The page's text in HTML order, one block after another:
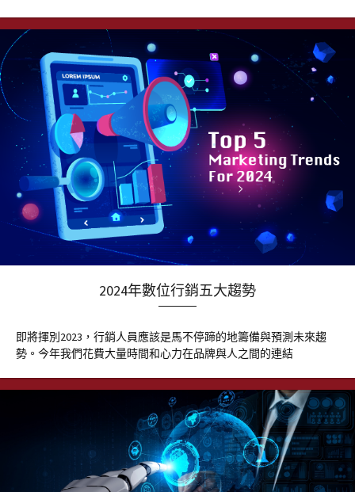
2024年數位行銷五大趨勢
即將揮別2023，行銷人員應該是馬不停蹄的地籌備與預測未來趨
勢。今年我們花費大量時間和心力在品牌與人之間的連結